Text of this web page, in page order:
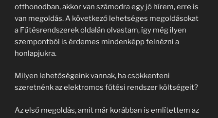
otthonodban, akkor van számodra egy jó hírem, erre is
van megoldás. A következő lehetséges megoldásokat
a Fűtésrendszerek oldalán olvastam, így még ilyen
szempontból is érdemes mindenképp felnézni a
honlapjukra.
Milyen lehetőségeink vannak, ha csökkenteni
szeretnénk az elektromos fűtési rendszer költségeit?
Az első megoldás, amit már korábban is említettem az